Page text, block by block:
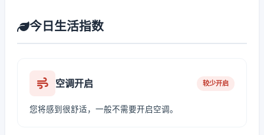
今日生活指数
空调开启 较少开启
您将感到很舒适，一般不需要开启空调。